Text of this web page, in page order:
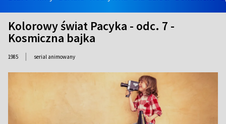
Kolorowy świat Pacyka - odc. 7 -
Kosmiczna bajka
1985 | serial animowany